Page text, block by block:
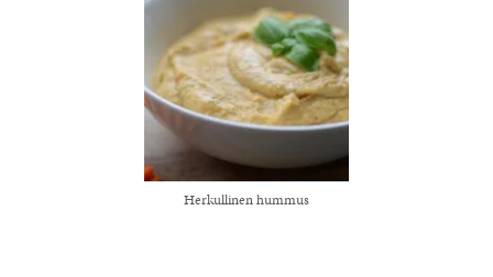
Herkullinen hummus